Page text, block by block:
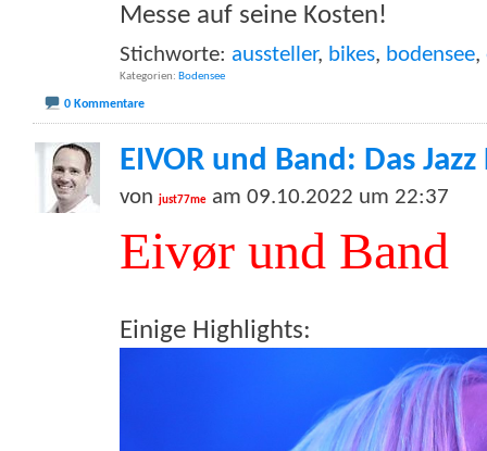
Messe auf seine Kosten!
Stichworte: aussteller, bikes, bodensee,
Kategorien Bodensee
0 Kommentare
EIVOR und Band: Das
von just77me am 09.10.2022 um 22:37
Eivør und Band
Einige Highlights: